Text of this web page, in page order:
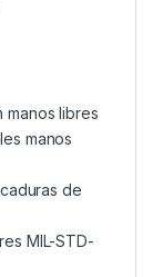
manos libres
manos
de
MIL-STD-